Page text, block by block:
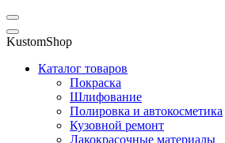
KustomShop
Каталог товаров
Покраска
Шлифование
Полировка и автокосметика
Кузовной ремонт
Лакокрасочные материалы